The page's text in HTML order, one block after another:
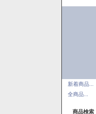
新着商品...
全商品...
商品検索